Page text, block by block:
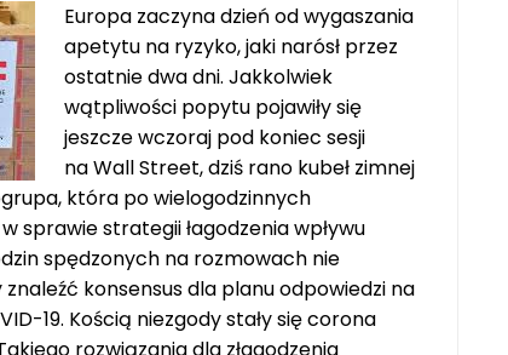
Europa zaczyna dzień od wygaszania
apetytu na ryzyko, jaki narósł przez
ostatnie dwa dni. Jakkolwiek
wątpliwości popytu pojawiły się
jeszcze wczoraj pod koniec sesji
na Wall Street, dziś rano kubeł zimnej
która po wielogodzinnych
sprawie strategii łagodzenia wpływu
spędzonych na rozmowach nie
konsensus dla planu odpowiedzi na
19. Kością niezgody stały się corona